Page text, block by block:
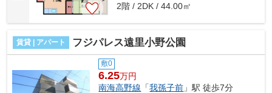
2階 / 2DK / 44.00㎡
賃貸 | アパート フジパレス遠里小野公園
敷0
6.25万円
南海高野線 「我孫子前 」駅 徒歩7分